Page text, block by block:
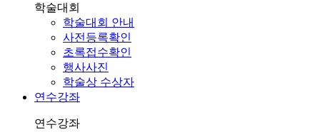
학술대회
학술대회 안내
사전등록확인
초록접수확인
행사사진
학술상 수상자
연수강좌
연수강좌